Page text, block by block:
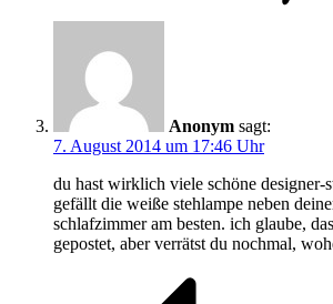
Anonym sagt:
7. August 2014 um 17:46 Uhr
du hast wirklich viele schöne designer-
gefällt die weiße stehlampe neben
schlafzimmer am besten. ich glaube,
gepostet, aber verrätst du nochmal,